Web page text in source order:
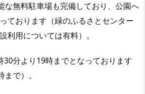
無料駐車場も完備しており、公園へ
ております（緑のふるさとセンター
利用については有料）。
分より19時までとなっております
まで）。